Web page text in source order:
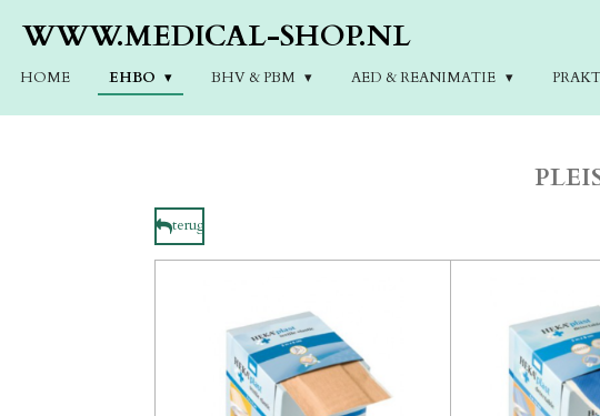
direct
de
WWW.MEDICAL-SHOP.NL
HOME EHBO BHV & PBM AED & REANIMATIE
terug